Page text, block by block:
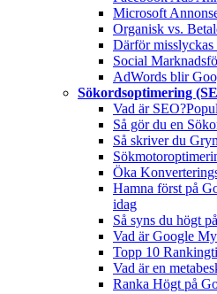
Microsoft
Organisk vs.
Därför
Social
AdWords blir
Sökordsoptimering
Vad är SEO?
Så gör du en
Så skriver du
Öka
Hamna först på
idag
Så syns du högt
Vad är Google
Topp 10
Vad är en
Ranka Högt på